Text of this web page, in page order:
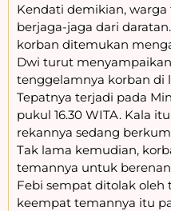
Kendati demikian,
berjaga-jaga dari
korban ditemukan
Dwi turut
tenggelamnya korban di
Tepatnya terjadi pada
pukul 16.30 WITA. Kala
rekannya sedang
Tak lama kemudian,
temannya untuk
Febi sempat ditolak
keempat temannya itu